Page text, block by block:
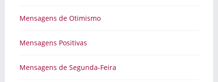
Mensagens de Otimismo
Mensagens Positivas
Mensagens de Segunda-Feira